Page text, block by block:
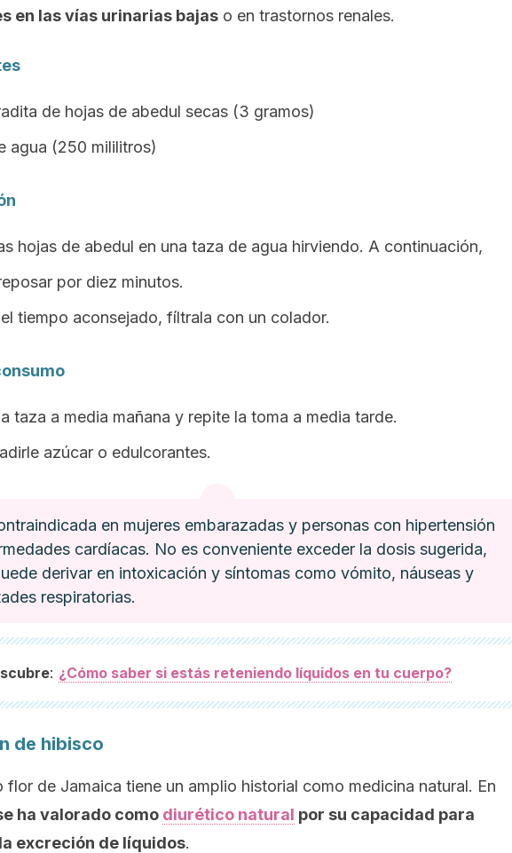
en las vías urinarias bajas o en trastornos renales.
de hojas de abedul secas (3 gramos)
agua (250 mililitros)
hojas de abedul en una taza de agua hirviendo. A continuación,
por diez minutos.
tiempo aconsejado, fíltrala con un colador.
taza a media mañana y repite la toma a media tarde.
azúcar o edulcorantes.
en mujeres embarazadas y personas con hipertensión
cardíacas. No es conveniente exceder la dosis sugerida,
derivar en intoxicación y síntomas como vómito, náuseas y
respiratorias.
: ¿Cómo saber si estás reteniendo líquidos en tu cuerpo?
de hibisco
flor de Jamaica tiene un amplio historial como medicina natural. En
ha valorado como diurético natural por su capacidad para
excreción de líquidos.